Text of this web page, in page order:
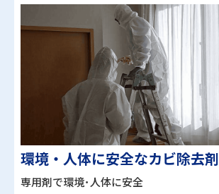
環境・人体に安全なカビ除去剤
専用剤で環境･人体に安全